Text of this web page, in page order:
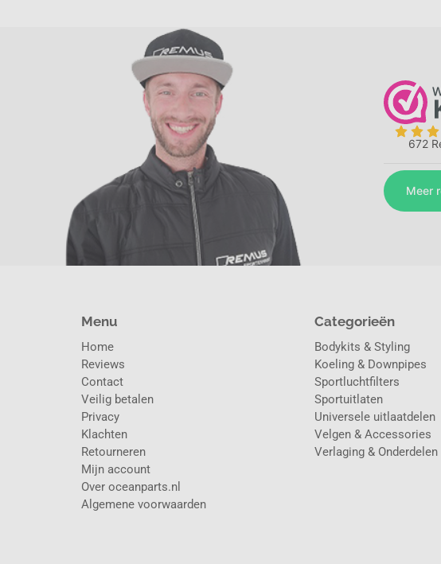
Categorieën
Bodykits & Styling
Koeling & Downpipes
Sportluchtfilters
Sportuitlaten
Universele uitlaatdelen
Velgen & Accessories
Verlaging & Onderdelen
Menu
Home
Reviews
Contact
Veilig betalen
Privacy
Klachten
Retourneren
Mijn account
Over oceanparts.nl
Algemene voorwaarden